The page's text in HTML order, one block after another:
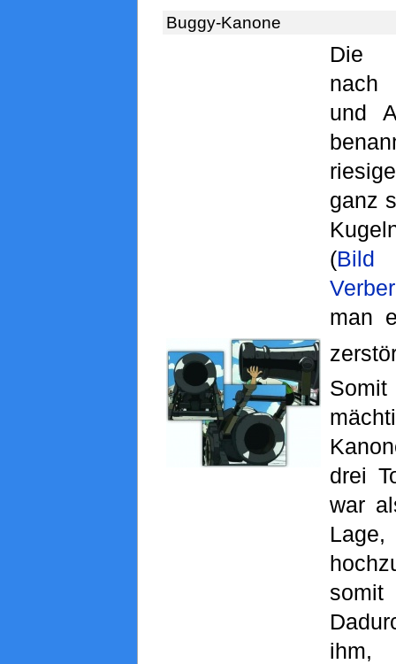
Buggy-Kanone
nach
und
ganz
(
man
drei
war